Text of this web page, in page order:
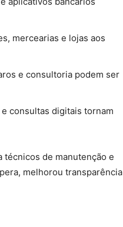
mercearias e lojas aos
e consultoria podem ser
consultas digitais tornam
técnicos de manutenção e
melhorou transparência